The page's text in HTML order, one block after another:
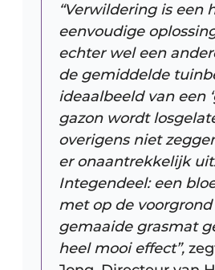
“Verwildering is een
eenvoudige
echter wel een
de gemiddelde
ideaalbeeld van een
gazon wordt
overigens niet
er onaantrekkelijk
Integendeel: een
met op de
gemaaide grasmat
heel mooi effect”,